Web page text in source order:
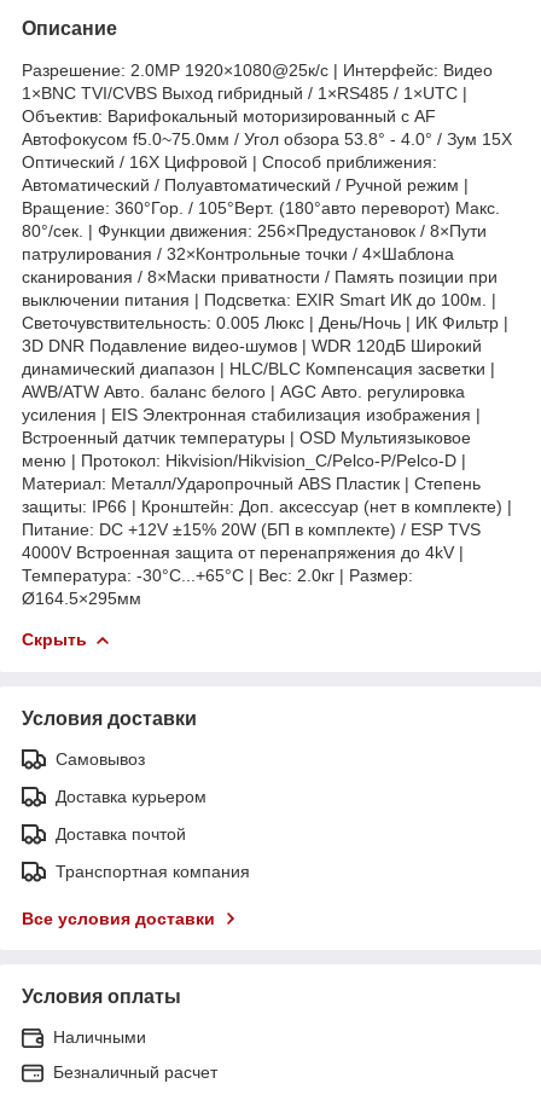
Описание
Разрешение: 2.0МР 1920×1080@25к/с | Интерфейс: Видео
1×BNC TVI/CVBS Выход гибридный / 1×RS485 / 1×UTC |
Объектив: Варифокальный моторизированный с AF
Автофокусом f5.0~75.0мм / Угол обзора 53.8° - 4.0° / Зум 15X
Оптический / 16X Цифровой | Способ приближения:
Автоматический / Полуавтоматический / Ручной режим |
Вращение: 360°Гор. / 105°Верт. (180°авто переворот) Макс.
80°/сек. | Функции движения: 256×Предустановок / 8×Пути
патрулирования / 32×Контрольные точки / 4×Шаблона
сканирования / 8×Маски приватности / Память позиции при
выключении питания | Подсветка: EXIR Smart ИК до 100м. |
Светочувствительность: 0.005 Люкс | День/Ночь | ИК Фильтр |
3D DNR Подавление видео-шумов | WDR 120дБ Широкий
динамический диапазон | HLC/BLC Компенсация засветки |
AWB/ATW Авто. баланс белого | AGC Авто. регулировка
усиления | EIS Электронная стабилизация изображения |
Встроенный датчик температуры | OSD Мультиязыковое
меню | Протокол: Hikvision/Hikvision_C/Pelco-P/Pelco-D |
Материал: Металл/Ударопрочный ABS Пластик | Степень
защиты: IP66 | Кронштейн: Доп. аксессуар (нет в комплекте) |
Питание: DC +12V ±15% 20W (БП в комплекте) / ESP TVS
4000V Встроенная защита от перенапряжения до 4kV |
Температура: -30°C...+65°C | Вес: 2.0кг | Размер:
Ø164.5×295мм
Скрыть
Условия доставки
Самовывоз
Доставка курьером
Доставка почтой
Транспортная компания
Все условия доставки
Условия оплаты
Наличными
Безналичный расчет